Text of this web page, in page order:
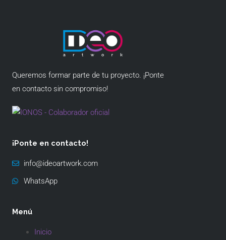
Queremos formar parte de tu proyecto. ¡Ponte
en contacto sin compromiso!
¡Ponte en contacto!
info@ideoartwork.com
WhatsApp
Menú
Inicio